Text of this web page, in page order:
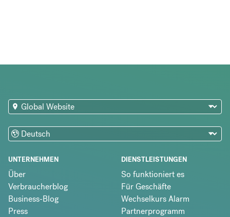
UNTERNEHMEN
Über
Verbraucherblog
Business-Blog
Press
DIENSTLEISTUNGEN
So funktioniert es
Für Geschäfte
Wechselkurs Alarm
Partnerprogramm